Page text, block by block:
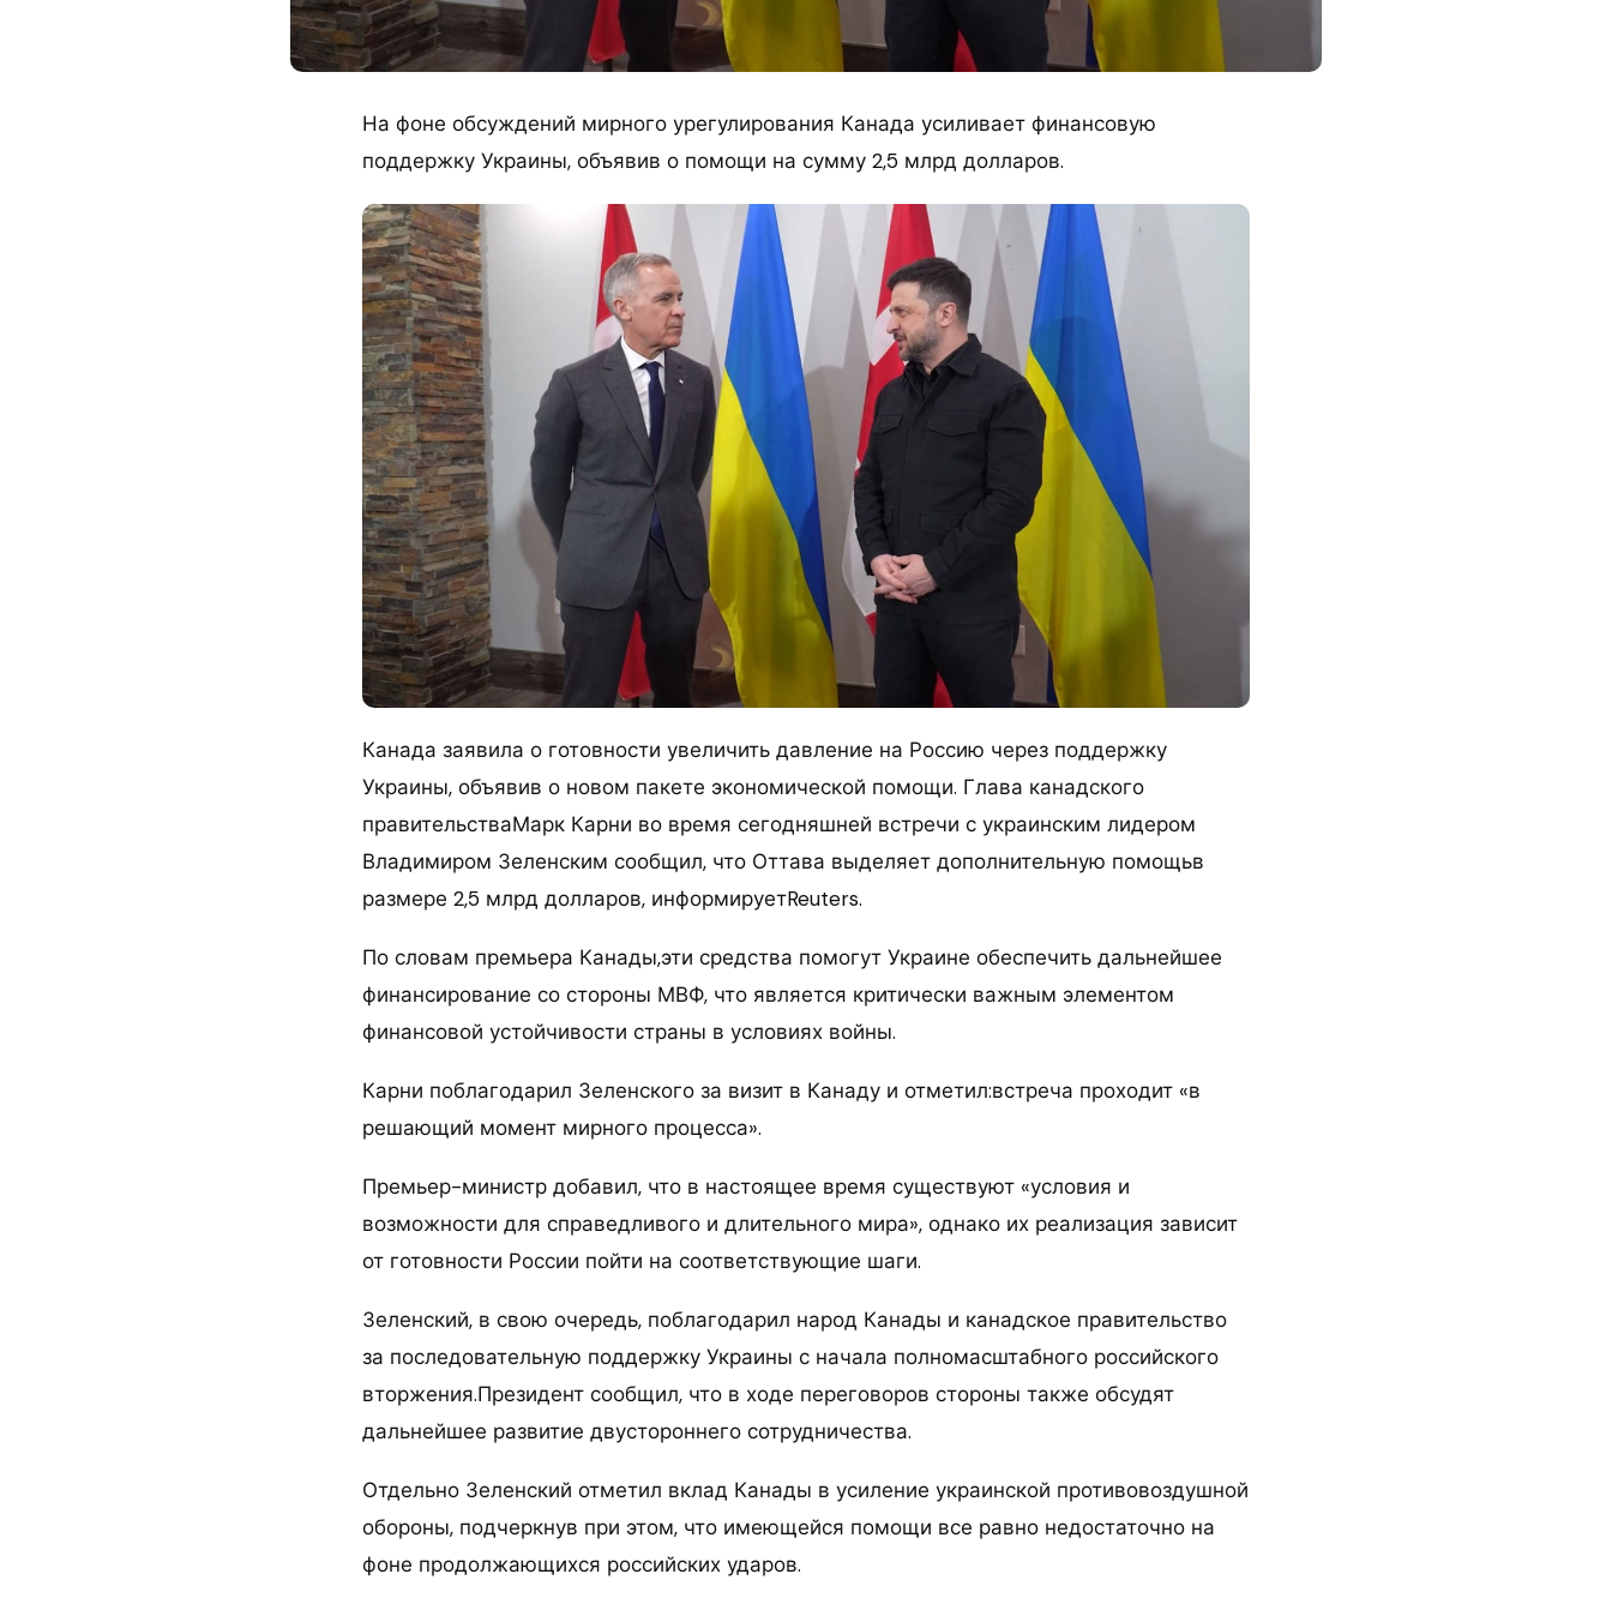
На фоне обсуждений мирного урегулирования Канада усиливает финансовую
поддержку Украины, объявив о помощи на сумму 2,5 млрд долларов.
Канада заявила о готовности увеличить давление на Россию через поддержку
Украины, объявив о новом пакете экономической помощи. Глава канадского
правительстваМарк Карни во время сегодняшней встречи с украинским лидером
Владимиром Зеленским сообщил, что Оттава выделяет дополнительную помощьв
размере 2,5 млрд долларов, информируетReuters.
По словам премьера Канады,эти средства помогут Украине обеспечить дальнейшее
финансирование со стороны МВФ, что является критически важным элементом
финансовой устойчивости страны в условиях войны.
Карни поблагодарил Зеленского за визит в Канаду и отметил:встреча проходит «в
решающий момент мирного процесса».
Премьер-министр добавил, что в настоящее время существуют «условия и
возможности для справедливого и длительного мира», однако их реализация зависит
от готовности России пойти на соответствующие шаги.
Зеленский, в свою очередь, поблагодарил народ Канады и канадское правительство
за последовательную поддержку Украины с начала полномасштабного российского
вторжения.Президент сообщил, что в ходе переговоров стороны также обсудят
дальнейшее развитие двустороннего сотрудничества.
Отдельно Зеленский отметил вклад Канады в усиление украинской противовоздушной
обороны, подчеркнув при этом, что имеющейся помощи все равно недостаточно на
фоне продолжающихся российских ударов.